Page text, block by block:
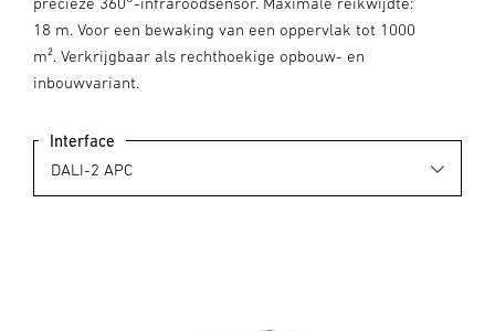
18 m. Voor een bewaking van een oppervlak tot 1000
m². Verkrijgbaar als rechthoekige opbouw- en
inbouwvariant.
Interface